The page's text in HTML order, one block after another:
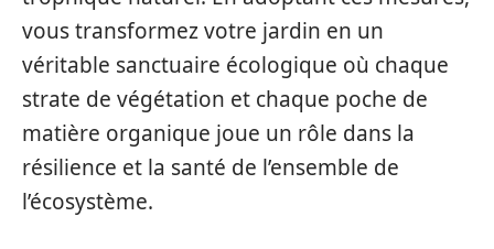
vous transformez votre jardin en un
véritable sanctuaire écologique où chaque
strate de végétation et chaque poche de
matière organique joue un rôle dans la
résilience et la santé de l’ensemble de
l’écosystème.